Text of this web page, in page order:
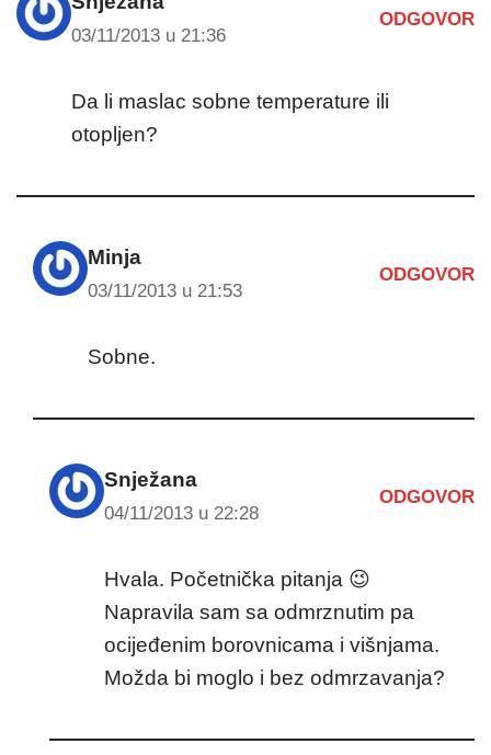
03/11/2013 u 21:36
ODGOVOR
Da li maslac sobne temperature ili
otopljen?
Minja
03/11/2013 u 21:53
ODGOVOR
Sobne.
Snježana
04/11/2013 u 22:28
ODGOVOR
Hvala. Početnička pitanja 😉
Napravila sam sa odmrznutim pa
ocijeđenim borovnicama i višnjama.
Možda bi moglo i bez odmrzavanja?